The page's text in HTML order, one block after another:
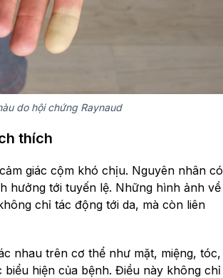
do hội chứng Raynaud
thích
giác cộm khó chịu. Nguyên nhân có
hưởng tới tuyến lệ. Những hình ảnh về
chỉ tác động tới da, mà còn liên
nhau trên cơ thể như mặt, miệng, tóc,
hiện của bệnh. Điều này không chỉ